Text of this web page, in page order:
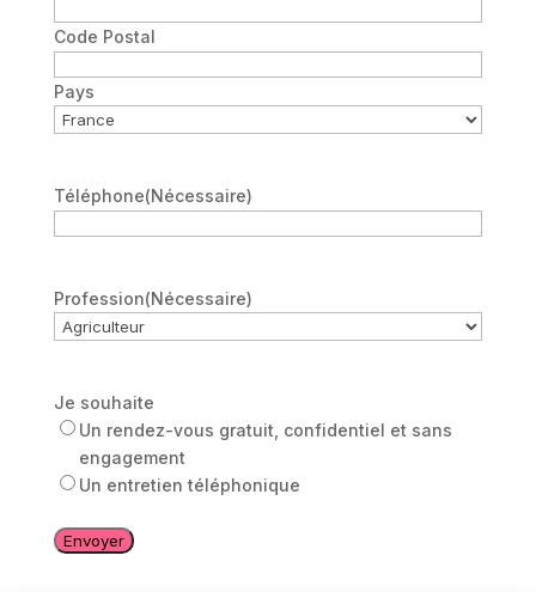
Code Postal
Pays
Téléphone(Nécessaire)
Profession(Nécessaire)
Je souhaite
Un rendez-vous gratuit, confidentiel et sans
engagement
Un entretien téléphonique